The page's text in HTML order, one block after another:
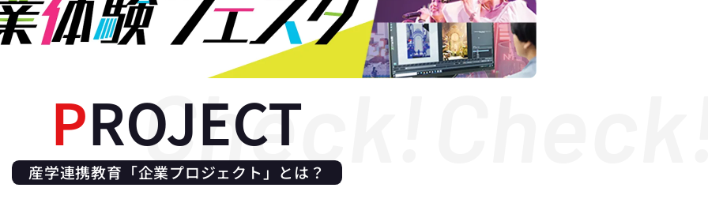
Check!
PROJECT
産学連携教育「企業プロジェクト」とは？